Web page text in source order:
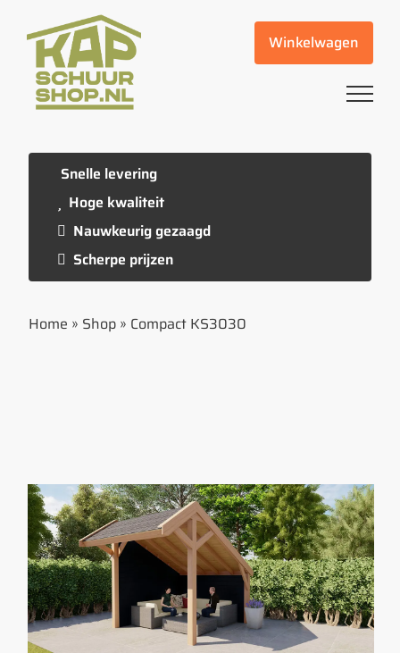
naar
inhoud
Winkelwagen
Snelle levering
Hoge kwaliteit
Nauwkeurig gezaagd
Scherpe prijzen
Home » Shop » Compact KS3030